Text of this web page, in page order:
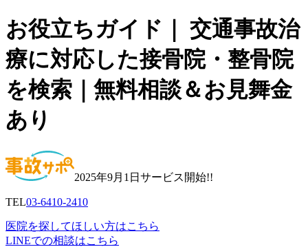
お役立ちガイド｜ 交通事故治
療に対応した接骨院・整骨院
を検索｜無料相談＆お見舞金
あり
2025年9月1日サービス開始!!
TEL03-6410-2410
医院を探してほしい方はこちら
LINEでの相談はこちら